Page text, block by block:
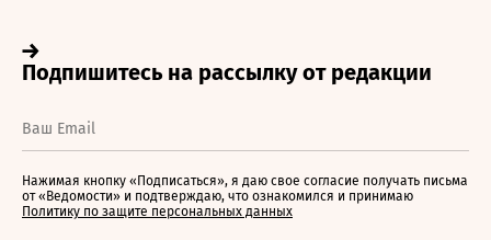
Нажимая кнопку «Подписаться», я даю свое согласие получать письма
от «Ведомости» и подтверждаю, что ознакомился и принимаю
Политику по защите персональных данных